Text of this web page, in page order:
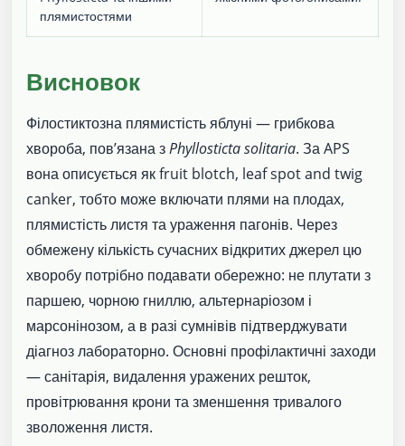
плямистостями
Висновок
Філостиктозна плямистість яблуні — грибкова
хвороба, пов’язана зPhyllosticta solitaria. За APS
вона описується як fruit blotch, leaf spot and twig
canker, тобто може включати плями на плодах,
плямистість листя та ураження пагонів. Через
обмежену кількість сучасних відкритих джерел цю
хворобу потрібно подавати обережно: не плутати з
паршею, чорною гниллю, альтернаріозом і
марсонінозом, а в разі сумнівів підтверджувати
діагноз лабораторно. Основні профілактичні заходи
— санітарія, видалення уражених решток,
провітрювання крони та зменшення тривалого
зволоження листя.